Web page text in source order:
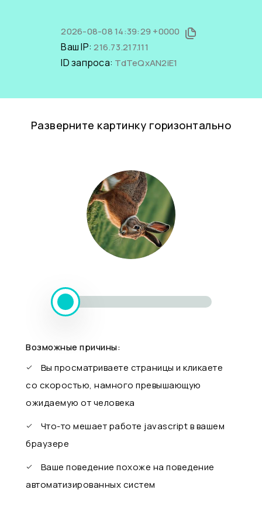
2026-08-08 14:39:29 +0000
Ваш IP:216.73.217.111
ID запроса: TdTeQxAN2iE1
Разверните картинку горизонтально
Возможные причины:
Вы просматриваете страницы и кликаете
со скоростью, намного превышающую
ожидаемую от человека
Что-то мешает работе javascript в вашем
браузере
Ваше поведение похоже на поведение
автоматизированных систем